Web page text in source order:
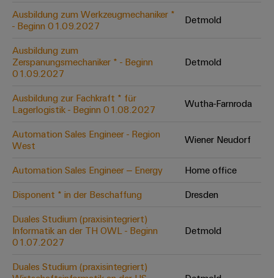
Schaltschrankbau
Moderne
und
digitale
für
klimafreundliche
im
Schiffbau
Verbindungslösungen
die
maritime
Industrie
Wasseraufbereitung
Leiterplattensteckverbinder
&
PCB
Services
Equipment
(OEM)
AI
Access
&
Services
Industrial
Platform
easyConnect
Werkstatt
&
Karriere auf
neues
Distribution
Ausbildung zum Werkzeugmechaniker *
- Beginn 01.09.2027
Detmold
Ausbildung zum
Zerspanungsmechaniker * - Beginn
01.09.2027
Detmold
Ausbildung zur Fachkraft * für
Lagerlogistik - Beginn 01.08.2027
Wutha-Farnroda
Automation Sales Engineer - Region
West
Wiener Neudorf
Automation Sales Engineer – Energy
Home office
Disponent * in der Beschaffung
Dresden
Duales Studium (praxisintegriert)
Informatik an der TH OWL - Beginn
01.07.2027
Detmold
Duales Studium (praxisintegriert)